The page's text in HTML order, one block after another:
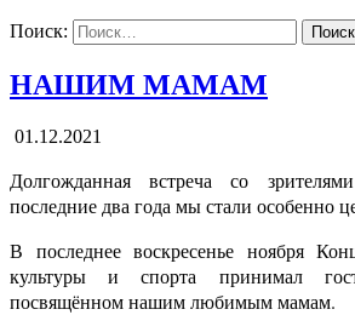
Поиск:
НАШИМ МАМАМ
01.12.2021
Долгожданная встреча со
последние два года мы стали особенно
В последнее воскресенье ноября
культуры и спорта принимал
посвящённом нашим любимым мамам.